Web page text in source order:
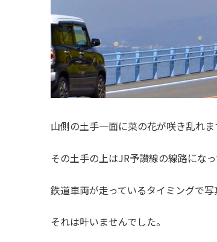
山側の土手一面に菜の花が咲き乱れま
その土手の上はJR予讃線の線路にな
鉄道車両が走っているタイミングで
それは叶いませんでした。